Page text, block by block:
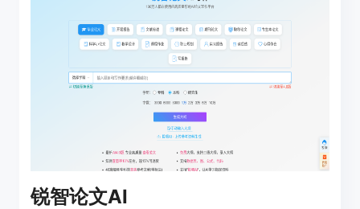
锐智论文AI